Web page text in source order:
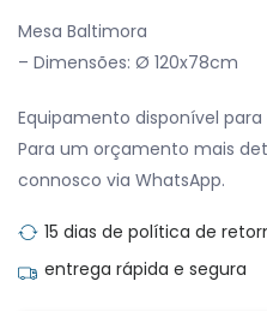
Mesa Baltimora
– Dimensões: Ø 120x78cm
Equipamento disponível para
Para um orçamento mais
connosco via WhatsApp.
15 dias de política de
entrega rápida e segura